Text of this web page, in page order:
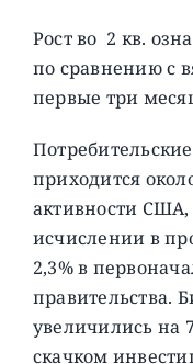
Рост во 2 кв.
по сравнению с
первые три
приходится
активности США,
исчислении в
2,3% в
правительства.
увеличились на
скачком